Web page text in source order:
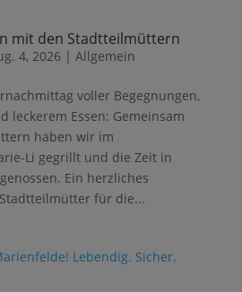
mit den Stadtteilmüttern
4, 2026 | Allgemein
voller Begegnungen,
leckerem Essen: Gemeinsam
haben wir im
Li gegrillt und die Zeit in
Ein herzliches
für die...